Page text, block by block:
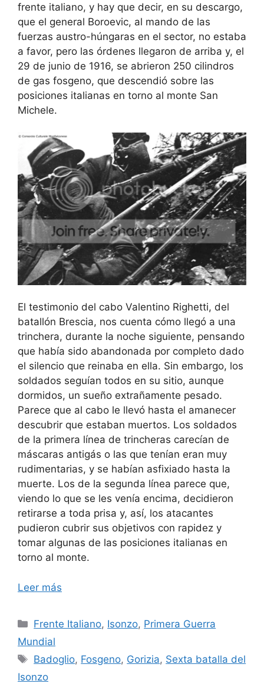
frente italiano, y hay que decir, en su descargo,
que el general Boroevic, al mando de las
fuerzas austro-húngaras en el sector, no estaba
a favor, pero las órdenes llegaron de arriba y, el
29 de junio de 1916, se abrieron 250 cilindros
de gas fosgeno, que descendió sobre las
posiciones italianas en torno al monte San
Michele.
El testimonio del cabo Valentino Righetti, del
batallón Brescia, nos cuenta cómo llegó a una
trinchera, durante la noche siguiente, pensando
que había sido abandonada por completo dado
el silencio que reinaba en ella. Sin embargo, los
soldados seguían todos en su sitio, aunque
dormidos, un sueño extrañamente pesado.
Parece que al cabo le llevó hasta el amanecer
descubrir que estaban muertos. Los soldados
de la primera línea de trincheras carecían de
máscaras antigás o las que tenían eran muy
rudimentarias, y se habían asfixiado hasta la
muerte. Los de la segunda línea parece que,
viendo lo que se les venía encima, decidieron
retirarse a toda prisa y, así, los atacantes
pudieron cubrir sus objetivos con rapidez y
tomar algunas de las posiciones italianas en
torno al monte.
Leer más
Categorías
Frente Italiano, Isonzo, Primera Guerra
Mundial
Etiquetas
Badoglio, Fosgeno, Gorizia, Sexta batalla del
Isonzo